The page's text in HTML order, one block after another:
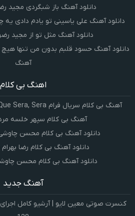
دانلود آهنگ باز شبگردی
دانلود آهنگ علی یاسینی تو یادم دادی
دانلود آهنگ مثل تو از مجید
دانلود آهنگ حسود قلبم بدون من تنها
آهنگ
اهنگ بی کلام
آهنگ بی کلام سریال فرام Que Sera, Sera از Jack Jezzro – رایگان
آهنگ بی کلام سپهر خلسه
دانلود آهنگ بی کلام محسن
دانلود آهنگ بی کلام رضا
دانلود آهنگ بی کلام محسن
آهنگ جدید